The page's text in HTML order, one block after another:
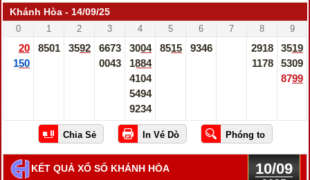
Khánh Hòa - 14/09/25
0 1 2 3 4 5 6 7 8 9
20
150
8501 3592
6673
0043
3004
1884
4104
5494
9234
8515 9346
2918
1178
3519
5309
8799
KẾT QUẢ XỔ SỐ KHÁNH HÒA 10/09